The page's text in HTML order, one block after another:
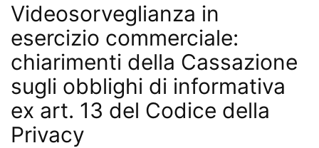
Videosorveglianza in
esercizio commerciale:
chiarimenti della Cassazione
sugli obblighi di informativa
ex art. 13 del Codice della
Privacy